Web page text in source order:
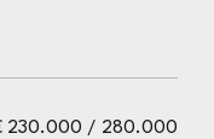
230.000 / 280.000